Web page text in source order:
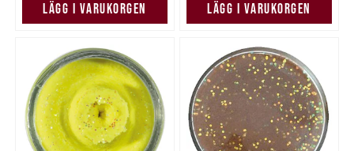
LÄGG I VARUKORGEN LÄGG I VARUKORGEN